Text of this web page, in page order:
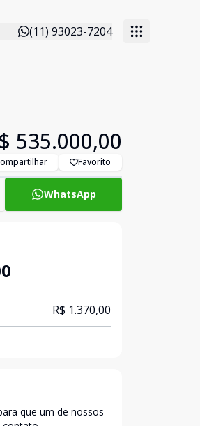
(11) 93023-7204
535.000,00
Favorito
WhatsApp
R$ 1.370,00
que um de nossos